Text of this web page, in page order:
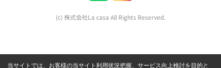
(c) 株式会社La casa All Rights Reserved.
当サイトでは、お客様の当サイト利用状況把握、サービス向上検討を目的と